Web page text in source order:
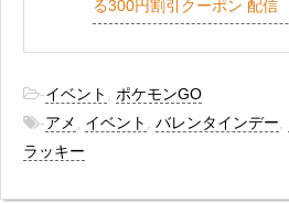
る300円割引クーポン 配信
-イベント
ポケモンGO
-アメ イベント バレンタインデー
ラッキー